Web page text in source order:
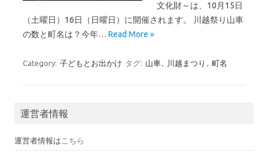
文化財～は、10月15日
（土曜日）16日（日曜日）に開催されます。 川越祭り山車
の数と町名は？今年… Read More »
Category: 子どもとお出かけ タグ: 山車, 川越まつり , 町名
運営者情報
運営者情報は こちら